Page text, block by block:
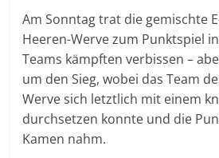
Am Sonntag trat die gemischte
Heeren-Werve zum Punktspiel
Teams kämpften verbissen –
um den Sieg, wobei das Team
Werve sich letztlich mit einem
durchsetzen konnte und die
Kamen nahm.